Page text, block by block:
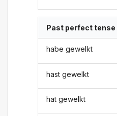
Past perfect tense
habe gewelkt
hast gewelkt
hat gewelkt